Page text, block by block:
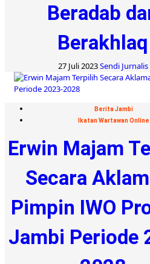
Beradab
Berakhlaq
27 Juli 2023Sendi Jurnalis
Berita Jambi
Ikatan Wartawan Online
Erwin Majam
Secara
Pimpin IWO
Jambi Periode